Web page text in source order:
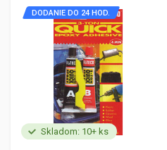
Skladom: 10+ ks
DODANIE DO 24 HOD.